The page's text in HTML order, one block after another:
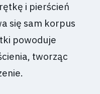
i pierścień
się sam korpus
powoduje
tworząc